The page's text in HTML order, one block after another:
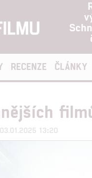
RECENZE ČLÁNKY
, 03.01.2025 13:20